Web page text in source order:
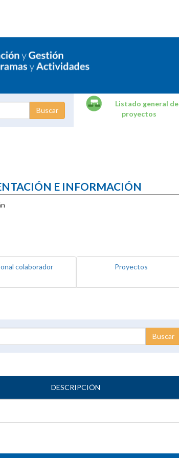
Listado general de
proyectos
E INFORMACIÓN
colaborador Proyectos
DESCRIPCIÓN